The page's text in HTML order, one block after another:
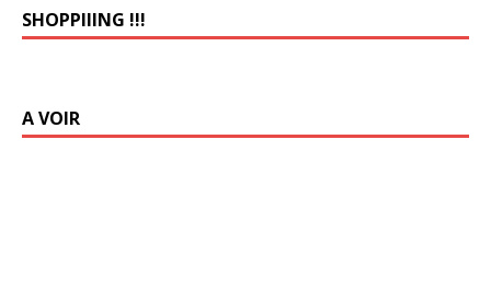
SHOPPIIING !!!
A VOIR